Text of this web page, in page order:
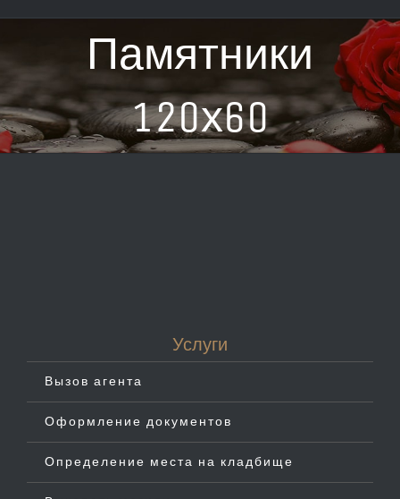
Памятники
120х60
Услуги
Вызов агента
Оформление документов
Определение места на кладбище